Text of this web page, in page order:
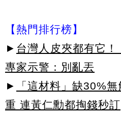
【熱門排行榜】
► 台灣人皮夾都有它！
專家示警：別亂丟
►
「這材料」缺30%
重 連黃仁勳都掏錢秒訂